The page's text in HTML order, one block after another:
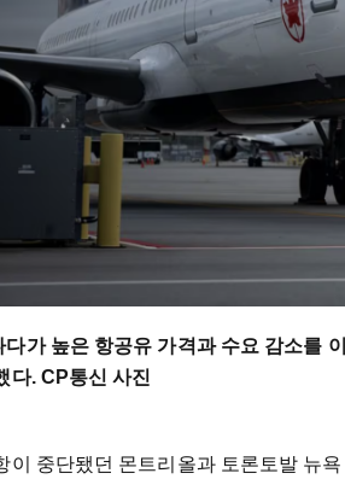
다가 높은 항공유 가격과 수요 감소를
다. CP통신 사진
이 중단됐던 몬트리올과 토론토발 뉴